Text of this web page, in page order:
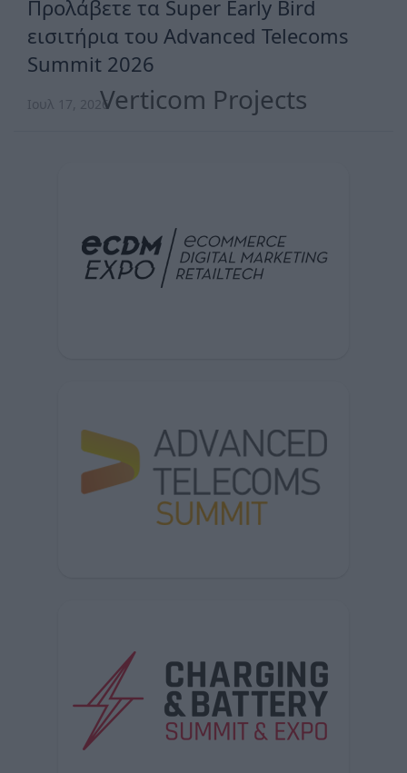
Προλάβετε τα Super Early Bird
εισιτήρια του Advanced Telecoms
Summit 2026
Ιουλ 17, 2026Verticom Projects